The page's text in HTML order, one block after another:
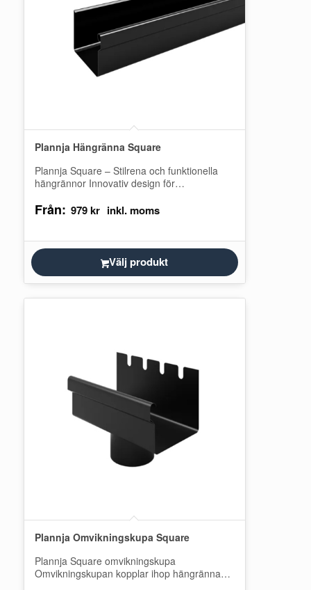
Plannja Hängränna Square
Plannja Square – Stilrena och funktionella
hängrännor Innovativ design för
Plannja Square ett alternativ…
Från: 979kr
Välj produkt
Plannja Omvikningskupa Square
Plannja Square omvikningskupa
Omvikningskupan kopplar ihop hängrännan